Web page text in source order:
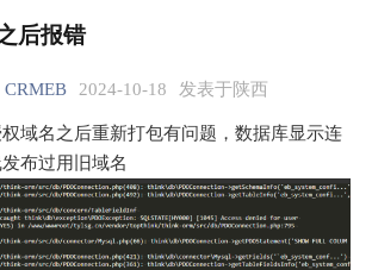
后报错
CRMEB 2024-10-18 发表于陕西
域名之后重新打包有问题，数据库显示连
布过用旧域名